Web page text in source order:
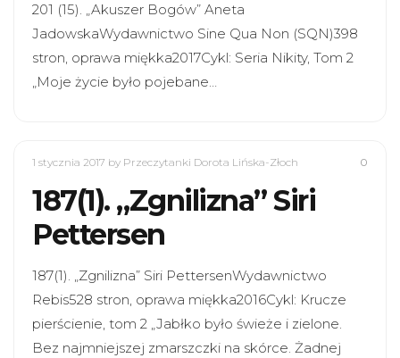
201 (15). „Akuszer Bogów” Aneta
JadowskaWydawnictwo Sine Qua Non (SQN)398
stron, oprawa miękka2017Cykl: Seria Nikity, Tom 2
„Moje życie było pojebane…
1 stycznia 2017 by Przeczytanki Dorota Lińska-Złoch 0
187(1). „Zgnilizna” Siri
Pettersen
187(1). „Zgnilizna” Siri PettersenWydawnictwo
Rebis528 stron, oprawa miękka2016Cykl: Krucze
pierścienie, tom 2 „Jabłko było świeże i zielone.
Bez najmniejszej zmarszczki na skórce. Żadnej